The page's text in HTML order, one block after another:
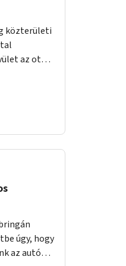
közterületi
ott
a
megújult
udvar
és a
teraszok,
úgy, hogy
az autók